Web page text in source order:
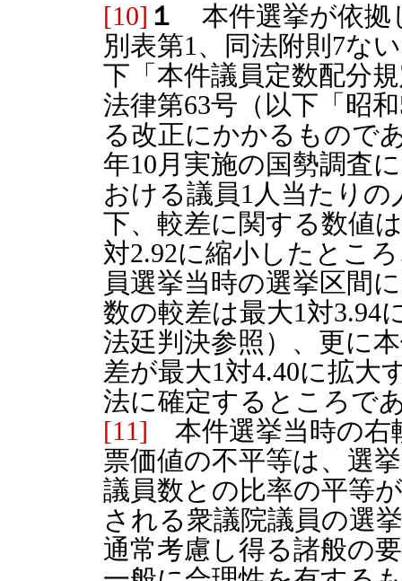
[10] １
本件選挙が依拠
別表第1、同法附則7な
下「本件議員定数配分
法律第63号（以下「昭
る改正にかかるもので
年10月実施の国勢調査
おける議員1人当たりの
下、較差に関する数値
対2.92に縮小したとこ
員選挙当時の選挙区間
数の較差は最大1対3.94
法廷判決参照）、更に
差が最大1対4.40に拡大
法に確定するところで
[11] 本件選挙当時の右
票価値の不平等は、選
議員数との比率の平等
される衆議院議員の選
通常考慮し得る諸般の